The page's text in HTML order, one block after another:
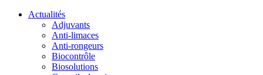
Actualités
Adjuvants
Anti-limaces
Anti-rongeurs
Biocontrôle
Biosolutions